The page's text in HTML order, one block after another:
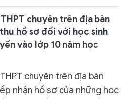
chuyên trên địa bàn
hồ sơ đối với học sinh
vào lớp 10 năm học
chuyên trên địa bàn
nhận hồ sơ của những học